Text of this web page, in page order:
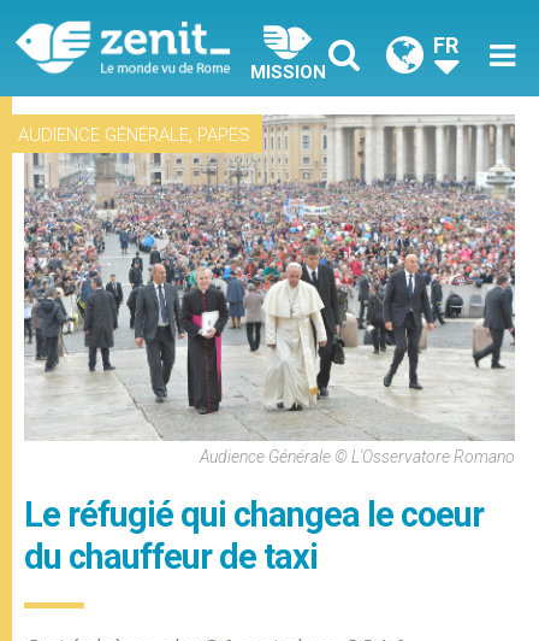
MISSION
FR
AUDIENCE GÉNÉRALE, PAPES
Audience Générale © L'Osservatore Romano
Le réfugié qui changea le coeur
du chauffeur de taxi